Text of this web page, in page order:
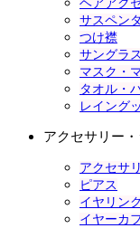
ヘアアク
サスペン
つけ襟
サングラ
マスク・
タオル・
レイング
アクセサリー
アクセサ
ピアス
イヤリン
イヤーカ